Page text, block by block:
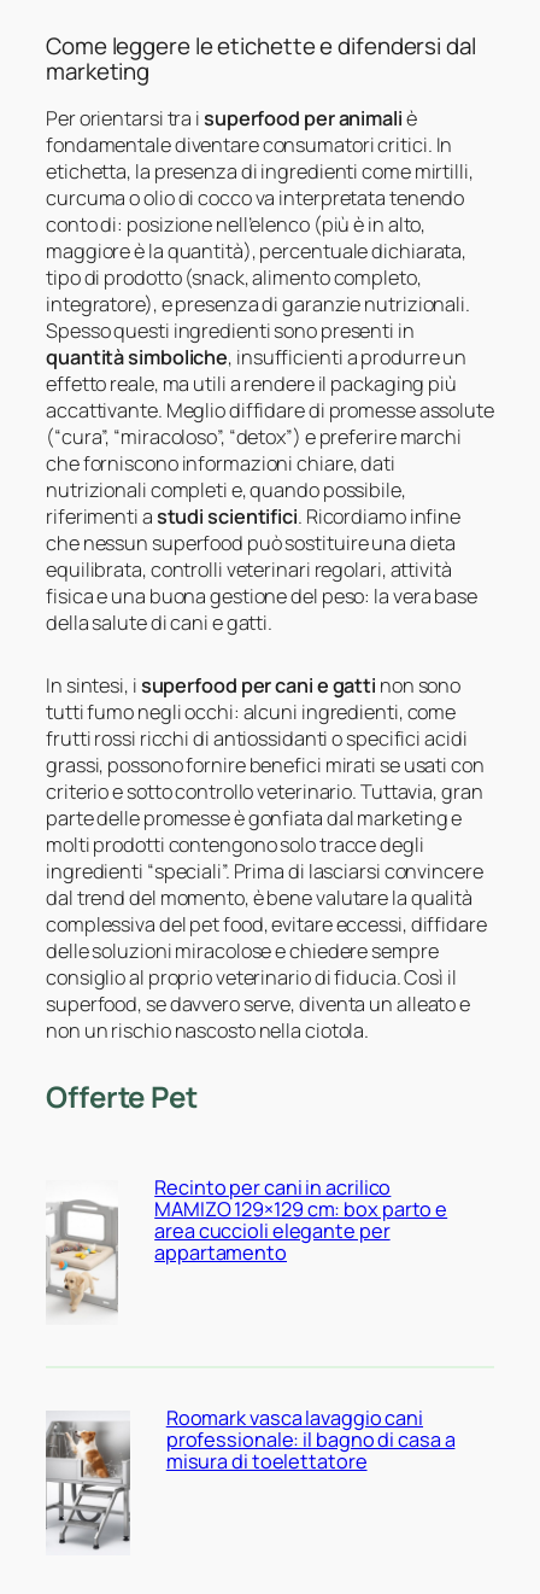
Come leggere le etichette e difendersi dal
marketing
Per orientarsi tra isuperfood per animaliè
fondamentale diventare consumatori critici. In
etichetta, la presenza di ingredienti come mirtilli,
curcuma o olio di cocco va interpretata tenendo
conto di: posizione nell’elenco (più è in alto,
maggiore è la quantità), percentuale dichiarata,
tipo di prodotto (snack, alimento completo,
integratore), e presenza di garanzie nutrizionali.
Spesso questi ingredienti sono presenti in
quantità simboliche, insufficienti a produrre un
effetto reale, ma utili a rendere il packaging più
accattivante. Meglio diffidare di promesse assolute
(“cura”, “miracoloso”, “detox”) e preferire marchi
che forniscono informazioni chiare, dati
nutrizionali completi e, quando possibile,
riferimenti astudi scientifici. Ricordiamo infine
che nessun superfood può sostituire una dieta
equilibrata, controlli veterinari regolari, attività
fisica e una buona gestione del peso: la vera base
della salute di cani e gatti.
In sintesi, isuperfood per cani e gatti non sono
tutti fumo negli occhi: alcuni ingredienti, come
frutti rossi ricchi di antiossidanti o specifici acidi
grassi, possono fornire benefici mirati se usati con
criterio e sotto controllo veterinario. Tuttavia, gran
parte delle promesse è gonfiata dal marketing e
molti prodotti contengono solo tracce degli
ingredienti “speciali”. Prima di lasciarsi convincere
dal trend del momento, è bene valutare la qualità
complessiva del pet food, evitare eccessi, diffidare
delle soluzioni miracolose e chiedere sempre
consiglio al proprio veterinario di fiducia. Così il
superfood, se davvero serve, diventa un alleato e
non un rischio nascosto nella ciotola.
Offerte Pet
Recinto per cani in acrilico
MAMIZO 129×129 cm: box parto e
area cuccioli elegante per
appartamento
Roomark vasca lavaggio cani
professionale: il bagno di casa a
misura di toelettatore